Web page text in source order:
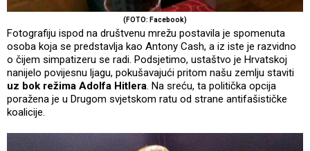
(FOTO: Facebook)
Fotografiju ispod na društvenu mrežu postavila je spomenuta
osoba koja se predstavlja kao Antony Cash, a iz iste je razvidno
o čijem simpatizeru se radi. Podsjetimo, ustaštvo je Hrvatskoj
nanijelo povijesnu ljagu, pokušavajući pritom našu zemlju staviti
uz bok režima Adolfa Hitlera . Na sreću, ta politička opcija
poražena je u Drugom svjetskom ratu od strane antifašističke
koalicije.